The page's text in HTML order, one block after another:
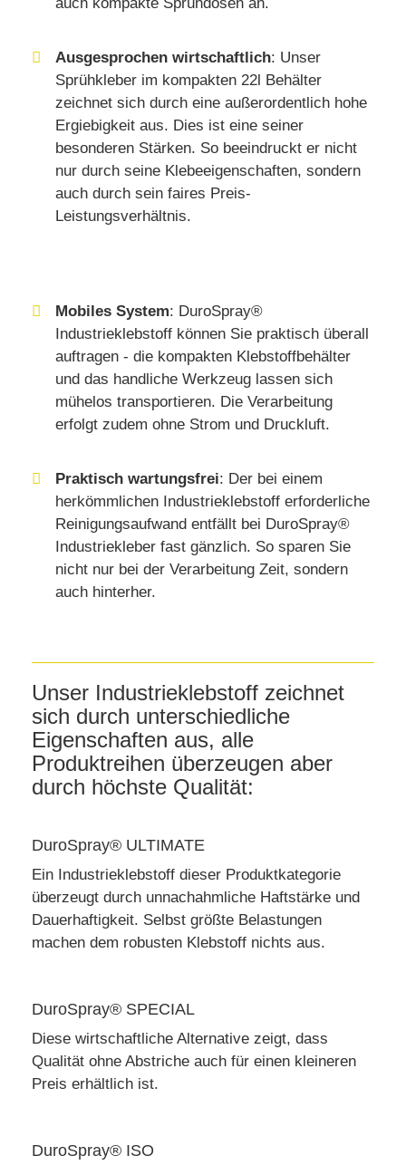
Ausgesprochen wirtschaftlich: Unser
Sprühkleber im kompakten 22l Behälter
zeichnet sich durch eine außerordentlich hohe
Ergiebigkeit aus. Dies ist eine seiner
besonderen Stärken. So beeindruckt er nicht
nur durch seine Klebeeigenschaften, sondern
auch durch sein faires Preis-
Leistungsverhältnis.
Mobiles System: DuroSpray®
Industrieklebstoff können Sie praktisch überall
auftragen - die kompakten Klebstoffbehälter
und das handliche Werkzeug lassen sich
mühelos transportieren. Die Verarbeitung
erfolgt zudem ohne Strom und Druckluft.
Praktisch wartungsfrei: Der bei einem
herkömmlichen Industrieklebstoff erforderliche
Reinigungsaufwand entfällt bei DuroSpray®
Industriekleber fast gänzlich. So sparen Sie
nicht nur bei der Verarbeitung Zeit, sondern
auch hinterher.
Unser Industrieklebstoff zeichnet
sich durch unterschiedliche
Eigenschaften aus, alle
Produktreihen überzeugen aber
durch höchste Qualität:
DuroSpray® ULTIMATE
Ein Industrieklebstoff dieser Produktkategorie
überzeugt durch unnachahmliche Haftstärke und
Dauerhaftigkeit. Selbst größte Belastungen
machen dem robusten Klebstoff nichts aus.
DuroSpray® SPECIAL
Diese wirtschaftliche Alternative zeigt, dass
Qualität ohne Abstriche auch für einen kleineren
Preis erhältlich ist.
DuroSpray® ISO